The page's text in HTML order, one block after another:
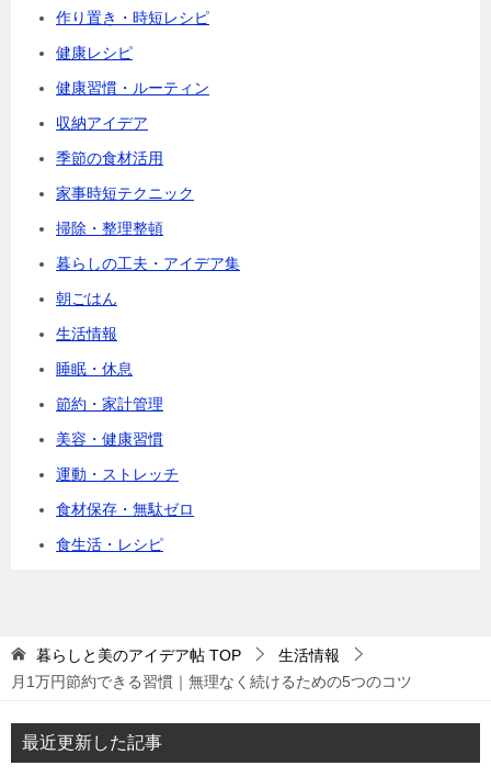
作り置き・時短レシピ
健康レシピ
健康習慣・ルーティン
収納アイデア
季節の食材活用
家事時短テクニック
掃除・整理整頓
暮らしの工夫・アイデア集
朝ごはん
生活情報
睡眠・休息
節約・家計管理
美容・健康習慣
運動・ストレッチ
食材保存・無駄ゼロ
食生活・レシピ
暮らしと美のアイデア帖 TOP
生活情報
月1万円節約できる習慣｜無理なく続けるための5つのコツ
最近更新した記事